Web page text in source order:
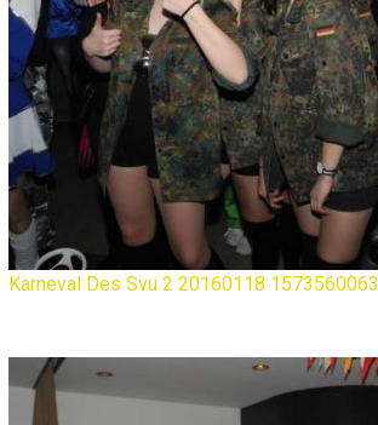
Karneval Des Svu 2 20160118 1573560063